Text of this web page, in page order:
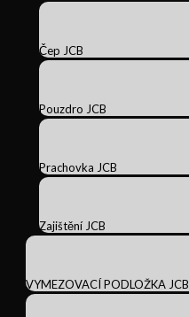
Čep JCB
Pouzdro JCB
Prachovka JCB
Zajištění JCB
VYMEZOVACÍ PODLOŽKA JCB